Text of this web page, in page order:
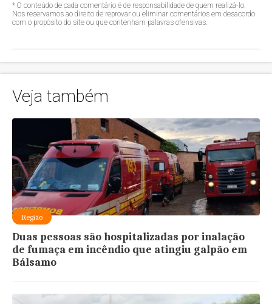
* O conteúdo de cada comentário é de responsabilidade de quem realizá-lo.
Nos reservamos ao direito de reprovar ou eliminar comentários em desacordo
com o propósito do site ou que contenham palavras ofensivas.
Veja também
Região
Duas pessoas são hospitalizadas por inalação
de fumaça em incêndio que atingiu galpão em
Bálsamo